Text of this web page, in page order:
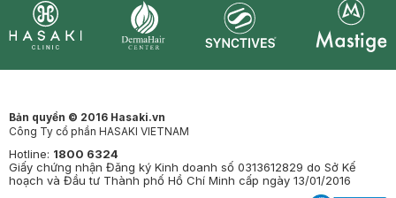
Bản quyền © 2016 Hasaki.vn
Công Ty cổ phần HASAKI VIETNAM
Hotline: 1800 6324
Giấy chứng nhận Đăng ký Kinh doanh số 0313612829 do Sở Kế
hoạch và Đầu tư Thành phố Hồ Chí Minh cấp ngày 13/01/2016